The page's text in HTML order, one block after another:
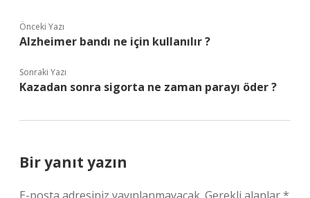
Önceki Yazı
Alzheimer bandı ne için kullanılır ?
Sonraki Yazı
Kazadan sonra sigorta ne zaman parayı öder ?
Bir yanıt yazın